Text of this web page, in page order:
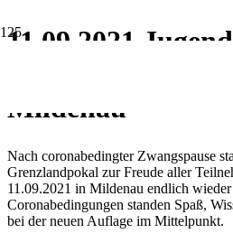
11.09.2021
Mildenau
Nach coronabedingter Zwangspause
Grenzlandpokal zur Freude aller
11.09.2021 in Mildenau endlich
Coronabedingungen standen Spaß,
bei der neuen Auflage im Mittelpunkt.